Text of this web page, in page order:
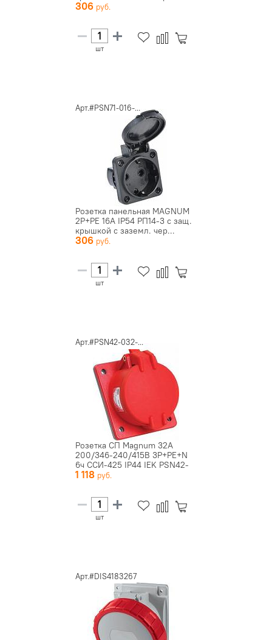
306
шт
Арт.#PSN71-016-...
Розетка панельная MAGNUM
2P+PE 16А IP54 РП14-3 с защ.
крышкой с заземл. чер...
306
шт
Арт.#PSN42-032-...
Розетка СП Magnum 32А
200/346-240/415В 3P+PE+N
6ч ССИ-425 IP44 IEK PSN42-
03...
1 118
шт
Арт.#DIS4183267